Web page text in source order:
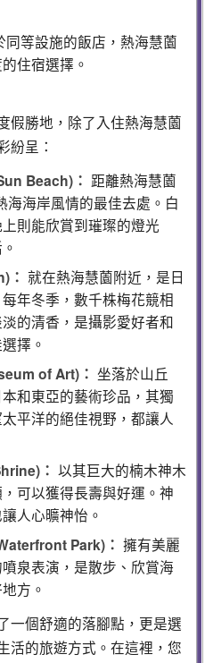
同等設施的飯店，熱海慧薗
住宿選擇。
假勝地，除了入住熱海慧薗
紛呈：
Beach)： 距離熱海慧薗
海海岸風情的最佳去處。白
則能欣賞到璀璨的燈光
： 就在熱海慧薗附近，是日
年冬季，數千株梅花競相
的清香，是攝影愛好者和
擇。
of Art)： 坐落於山丘
和東亞的藝術珍品，其獨
平洋的絕佳視野，都讓人
： 以其巨大的楠木神木
可以獲得長壽與好運。神
人心曠神怡。
Park)： 擁有美麗
泉表演，是散步、欣賞海
方。
一個舒適的落腳點，更是選
活的旅遊方式。在這裡，您